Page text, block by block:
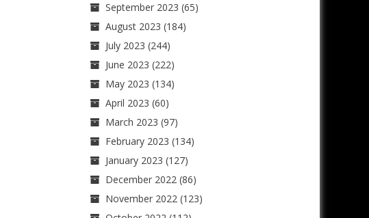
September 2023 (65)
August 2023 (184)
July 2023 (244)
June 2023 (222)
May 2023 (134)
April 2023 (60)
March 2023 (97)
February 2023 (134)
January 2023 (127)
December 2022(86)
November 2022(123)